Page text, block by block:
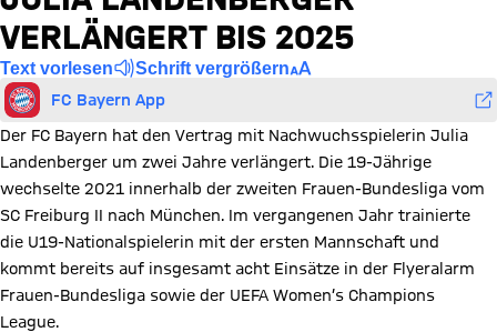
VERLÄNGERT BIS 2025
Text vorlesen Schrift vergrößern
FC Bayern App
Der FC Bayern hat den Vertrag mit Nachwuchsspielerin Julia
Landenberger um zwei Jahre verlängert. Die 19-Jährige
wechselte 2021 innerhalb der zweiten Frauen-Bundesliga vom
SC Freiburg II nach München. Im vergangenen Jahr trainierte
die U19-Nationalspielerin mit der ersten Mannschaft und
kommt bereits auf insgesamt acht Einsätze in der Flyeralarm
Frauen-Bundesliga sowie der UEFA Women’s Champions
League.